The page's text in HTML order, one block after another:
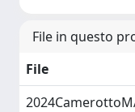
File in questo
File